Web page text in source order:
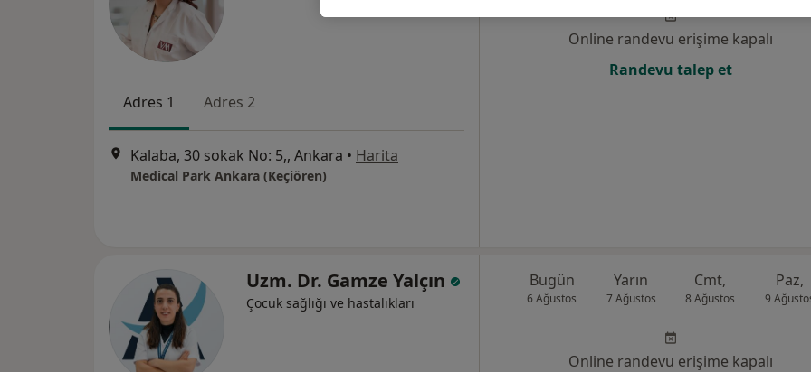
Adres 1 Adres 2
Kalaba, 30 sokak No: 5,, Ankara • Harita
Medical Park Ankara (Keçiören)
Online randevu erişime kapalı
Randevu talep et
Uzm. Dr. Gamze Yalçın
Çocuk sağlığı ve hastalıkları
Bugün
6 Ağustos
Yarın
7 Ağustos
Cmt,
8 Ağustos
Paz,
9
Online randevu erişime kapalı